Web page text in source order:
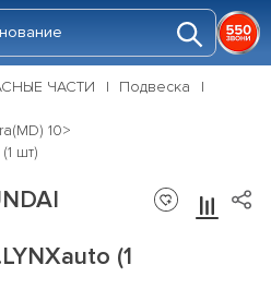
ЧАСТИ
Подвеска
10>
шт)
(1